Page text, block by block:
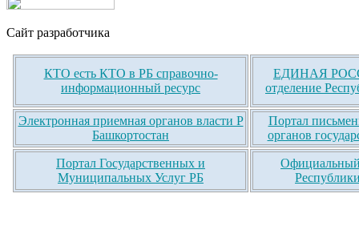
Сайт разработчика
КТО есть КТО в РБ справочно-
информационный ресурс
ЕДИНАЯ
отделение
Электронная приемная органов власти Р
Башкортостан
Портал
органов
Портал Государственных и
Муниципальных Услуг РБ
Официальный